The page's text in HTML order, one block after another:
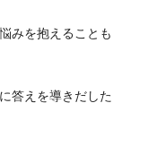
みを抱えることも
答えを導きだした